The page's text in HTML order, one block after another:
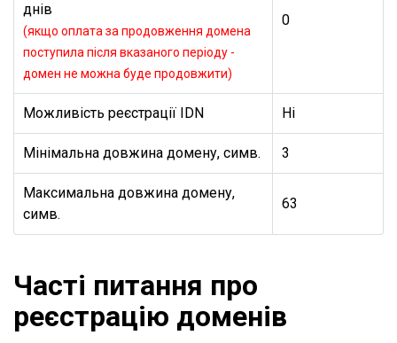
днів
(якщо оплата за продовження домена
поступила після вказаного періоду -
домен не можна буде продовжити)
0
Можливість реєстрації IDN Ні
Мінімальна довжина домену, симв. 3
Максимальна довжина домену,
симв.
63
Часті питання про
реєстрацію доменів